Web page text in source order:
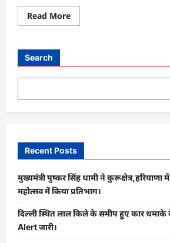
Read MoreRead
more
गांव
7
को
घायल
टीम
पहुंची
मौके
पर।
Search
Recent Posts
मुख्यमंत्री पुष्कर सिंह धामी ने कुरूक्षेत्र,हरियाणा में
महोत्सव में किया प्रतिभाग।
दिल्ली स्थित लाल किले के समीप हुए कार धमाके
Alert जारी।